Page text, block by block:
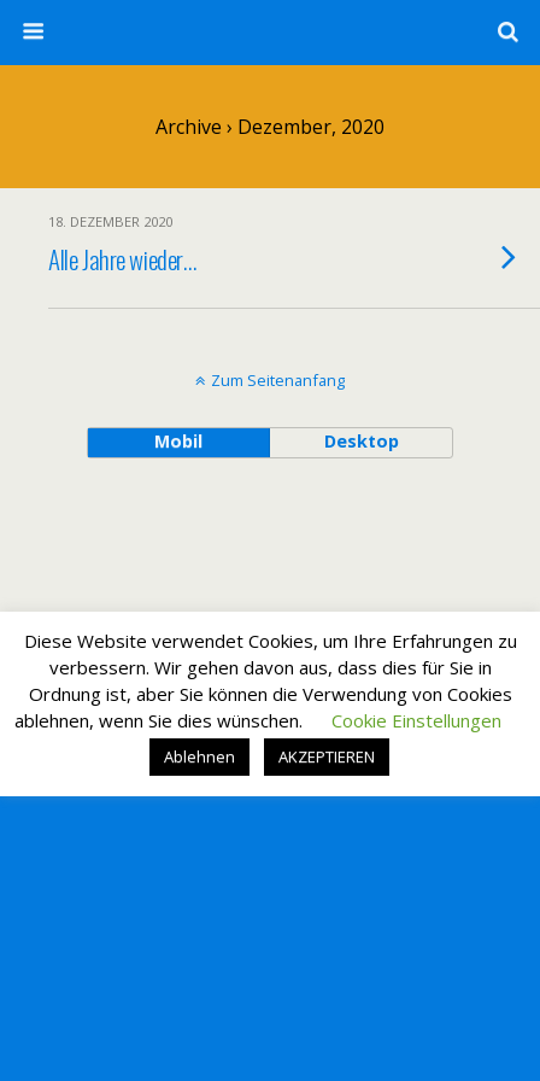
Archive › Dezember, 2020
18. DEZEMBER 2020
Alle Jahre wieder…
Zum Seitenanfang
Mobil Desktop
Diese Website verwendet Cookies, um Ihre Erfahrungen zu
verbessern. Wir gehen davon aus, dass dies für Sie in
Ordnung ist, aber Sie können die Verwendung von Cookies
ablehnen, wenn Sie dies wünschen.
Cookie Einstellungen
Ablehnen AKZEPTIEREN